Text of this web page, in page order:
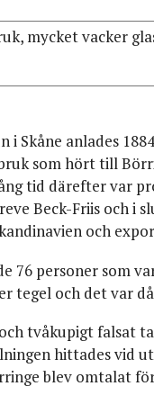
mycket vacker
i Skåne anlades
som hört till
tid därefter var
Beck-Friis och i
och
76 personer som
tegel och det var
tvåkupigt falsat
hittades vid
blev omtalat